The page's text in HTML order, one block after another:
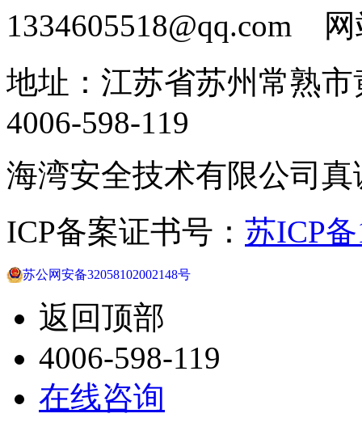
1334605518@qq.com
地址：江苏省苏州常熟
4006-598-119
海湾安全技术有限公司
ICP备案证书号： 苏ICP
苏公网安备32058102002148号
返回顶部
4006-598-119
在线咨询